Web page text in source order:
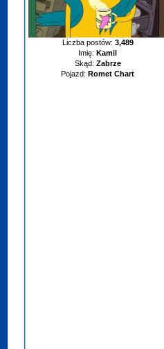
Liczba postów: 3,489
Imię: Kamil
Skąd: Zabrze
Pojazd: Romet Chart